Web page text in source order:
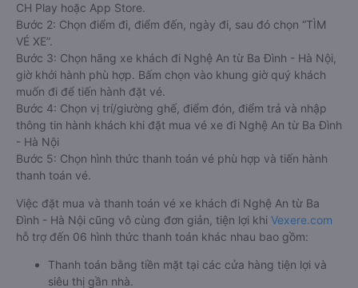
CH Play hoặc App Store.
Bước 2: Chọn điểm đi, điểm đến, ngày đi, sau đó chọn “TÌM
VÉ XE”.
Bước 3: Chọn hãng xe khách đi Nghệ An từ Ba Đình - Hà Nội,
giờ khởi hành phù hợp. Bấm chọn vào khung giờ quý khách
muốn đi để tiến hành đặt vé.
Bước 4: Chọn vị trí/giường ghế, điểm đón, điểm trả và nhập
thông tin hành khách khi đặt mua vé xe đi Nghệ An từ Ba Đình
- Hà Nội
Bước 5: Chọn hình thức thanh toán vé phù hợp và tiến hành
thanh toán vé.
Việc đặt mua và thanh toán vé xe khách đi Nghệ An từ Ba
Đình - Hà Nội cũng vô cùng đơn giản, tiện lợi khi Vexere.com
hỗ trợ đến 06 hình thức thanh toán khác nhau bao gồm:
Thanh toán bằng tiền mặt tại các cửa hàng tiện lợi và
siêu thị gần nhà.